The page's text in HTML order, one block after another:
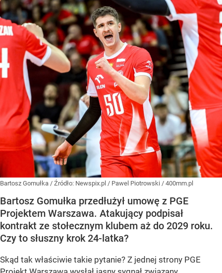
Bartosz Gomułka / Źródło: Newspix.pl / Pawel Piotrowski / 400mm.pl
Bartosz Gomułka przedłużył umowę z PGE
Projektem Warszawa. Atakujący podpisał
kontrakt ze stołecznym klubem aż do 2029 roku.
Czy to słuszny krok 24-latka?
Skąd tak właściwie takie pytanie? Z jednej strony PGE